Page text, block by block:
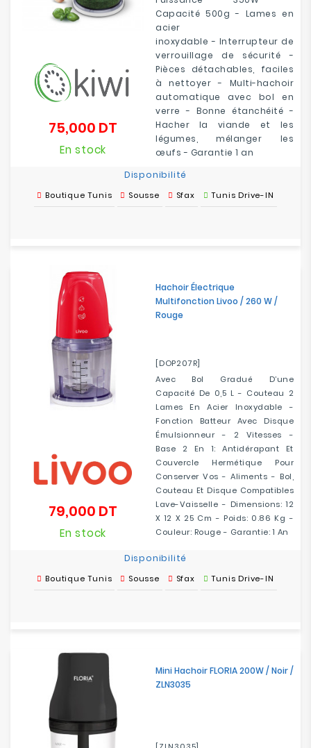
Capacité 500g - Lames en
acier
inoxydable - Interrupteur de
verrouillage de sécurité -
Pièces détachables, faciles
à nettoyer - Multi-hachoir
automatique avec bol en
verre - Bonne étanchéité -
Hacher la viande et les
légumes, mélanger les
œufs - Garantie 1 an
75,000 DT
En stock
Disponibilité
Boutique Tunis Sousse Sfax Tunis Drive-IN
Hachoir Électrique
Multifonction Livoo / 260 W /
Rouge
[DOP207R]
Avec Bol Gradué D’une
Capacité De 0,5 L - Couteau 2
Lames En Acier Inoxydable -
Fonction Batteur Avec Disque
Émulsionneur - 2 Vitesses -
Base 2 En 1: Antidérapant Et
Couvercle Hermétique Pour
Conserver Vos - Aliments - Bol,
Couteau Et Disque Compatibles
Lave-Vaisselle - Dimensions: 12
X 12 X 25 Cm - Poids: 0.86 Kg -
Couleur: Rouge - Garantie: 1 An
79,000 DT
En stock
Disponibilité
Boutique Tunis Sousse Sfax Tunis Drive-IN
Mini Hachoir FLORIA 200W / Noir /
ZLN3035